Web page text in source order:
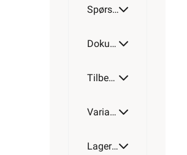
Spørsmål og svar
Dokumentasjon
Tilbehør
Varianter av artikkel
Lagerstatus